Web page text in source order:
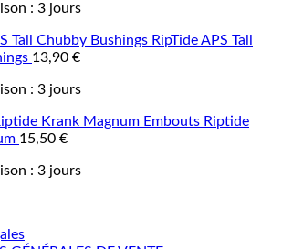
: 3 jours
RipTide APS Tall
13,90 €
: 3 jours
Embouts Riptide
15,50 €
: 3 jours